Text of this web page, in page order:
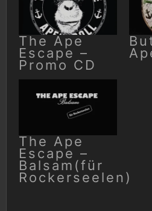
The Ape
Escape –
Promo CD
The Ape
Escape –
Balsam(für
Rockerseelen)